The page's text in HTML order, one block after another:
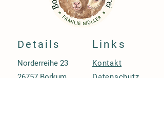
Details
Norderreihe 23
26757 Borkum
Links
Kontakt
Datenschutz